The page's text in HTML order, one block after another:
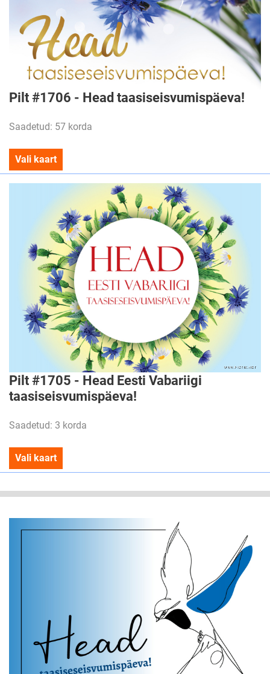
Pilt #1706 - Head taasiseisvumispäeva!
Saadetud: 57 korda
Vali kaart
Pilt #1705 - Head Eesti Vabariigi
taasiseisvumispäeva!
Saadetud: 3 korda
Vali kaart